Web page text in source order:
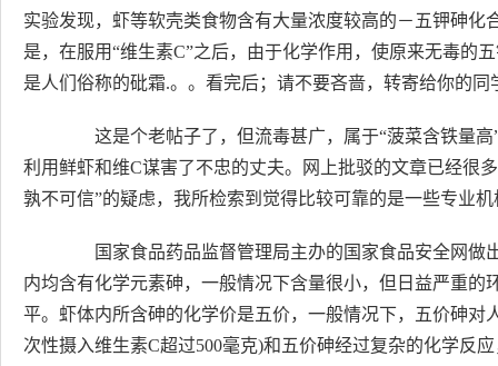
实验发现，虾等软壳类食物含有大量浓度较高的－五钾砷
是，在服用“维生素C”之后，由于化学作用，使原来无毒的
是人们俗称的砒霜.。。看完后；请不要吝啬，转寄给你的
这是个老帖子了，但流毒甚广，属于“菠菜含铁量高
利用鲜虾和维C谋害了不忠的丈夫。网上批驳的文章已经很
孰不可信”的疑虑，我所检索到觉得比较可靠的是一些专业
国家食品药品监督管理局主办的国家食品安全网做
内均含有化学元素砷，一般情况下含量很小，但日益严重
平。虾体内所含砷的化学价是五价，一般情况下，五价砷
次性摄入维生素C超过500毫克)和五价砷经过复杂的化学反